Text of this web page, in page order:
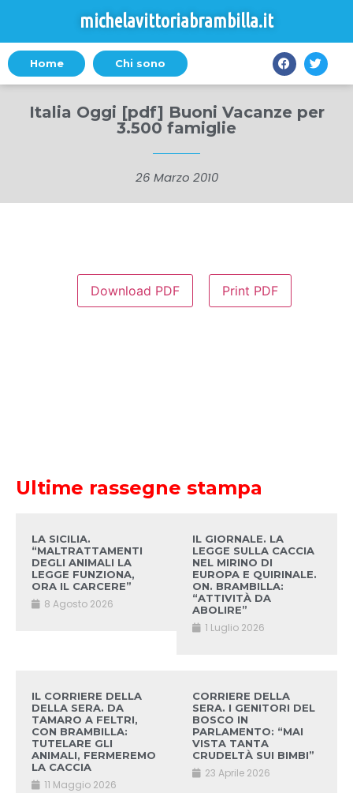
michelavittoriabrambilla.it
Home Chi sono
Italia Oggi [pdf] Buoni Vacanze per
3.500 famiglie
26 Marzo 2010
Download PDF Print PDF
Ultime rassegne stampa
LA SICILIA.
“MALTRATTAMENTI
DEGLI ANIMALI LA
LEGGE FUNZIONA,
ORA IL CARCERE”
8 Agosto 2026
IL GIORNALE. LA
LEGGE SULLA CACCIA
NEL MIRINO DI
EUROPA E QUIRINALE.
ON. BRAMBILLA:
“ATTIVITÀ DA
ABOLIRE”
1 Luglio 2026
IL CORRIERE DELLA
DELLA SERA. DA
TAMARO A FELTRI,
CON BRAMBILLA:
TUTELARE GLI
ANIMALI, FERMEREMO
LA CACCIA
11 Maggio 2026
CORRIERE DELLA
SERA. I GENITORI DEL
BOSCO IN
PARLAMENTO: “MAI
VISTA TANTA
CRUDELTÀ SUI BIMBI”
23 Aprile 2026